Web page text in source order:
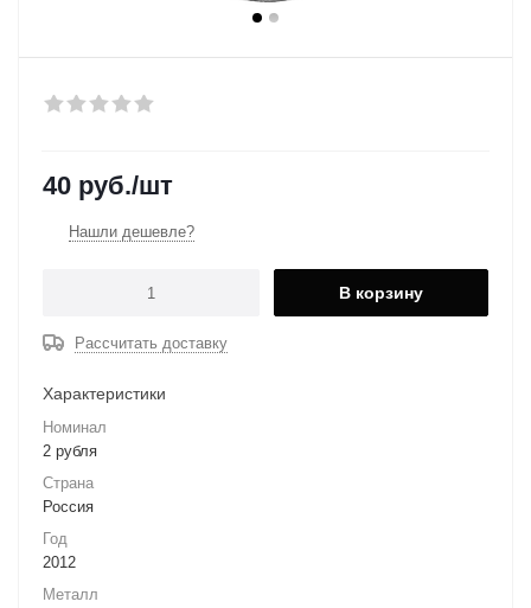
40 руб./шт
Нашли дешевле?
В корзину
Рассчитать доставку
Характеристики
Номинал
2 рубля
Страна
Россия
Год
2012
Металл